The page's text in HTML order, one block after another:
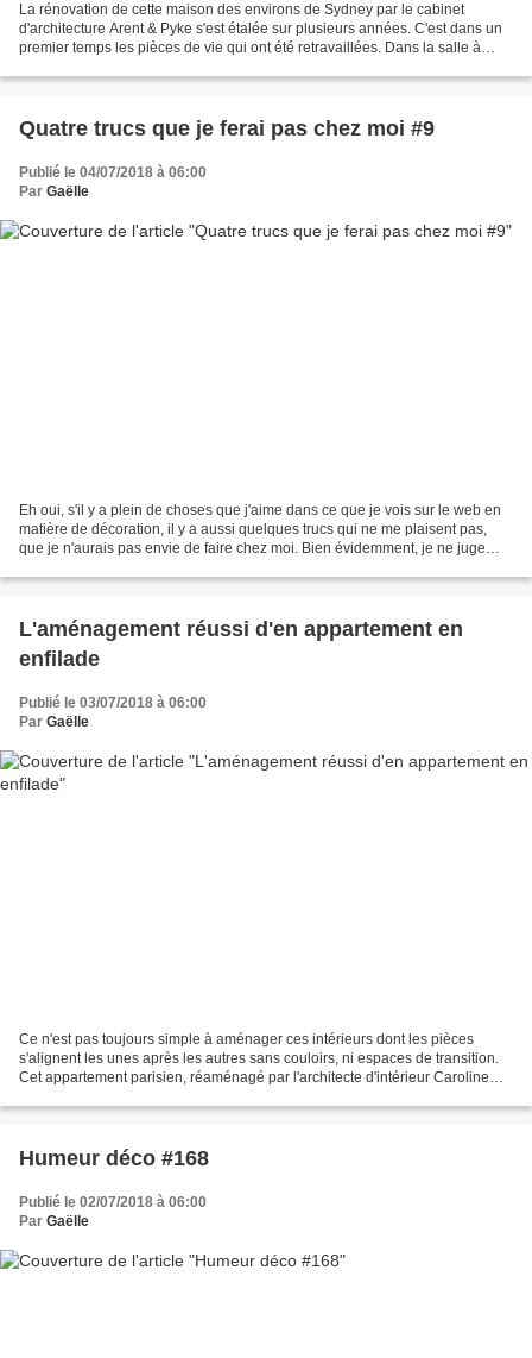
La rénovation de cette maison des environs de Sydney par le cabinet
d'architecture Arent & Pyke s'est étalée sur plusieurs années. C'est dans un
premier temps les pièces de vie qui ont été retravaillées. Dans la salle à
Quatre trucs que je ferai pas chez moi #9
Publié le 04/07/2018 à 06:00
Par Gaëlle
Eh oui, s'il y a plein de choses que j'aime dans ce que je vois sur le web en
matière de décoration, il y a aussi quelques trucs qui ne me plaisent pas,
que je n'aurais pas envie de faire chez moi. Bien évidemment, je ne juge
L'aménagement réussi d'en appartement en
enfilade
Publié le 03/07/2018 à 06:00
Par Gaëlle
Ce n'est pas toujours simple à aménager ces intérieurs dont les pièces
s'alignent les unes après les autres sans couloirs, ni espaces de transition.
Cet appartement parisien, réaménagé par l'architecte d'intérieur Caroline
Humeur déco #168
Publié le 02/07/2018 à 06:00
Par Gaëlle